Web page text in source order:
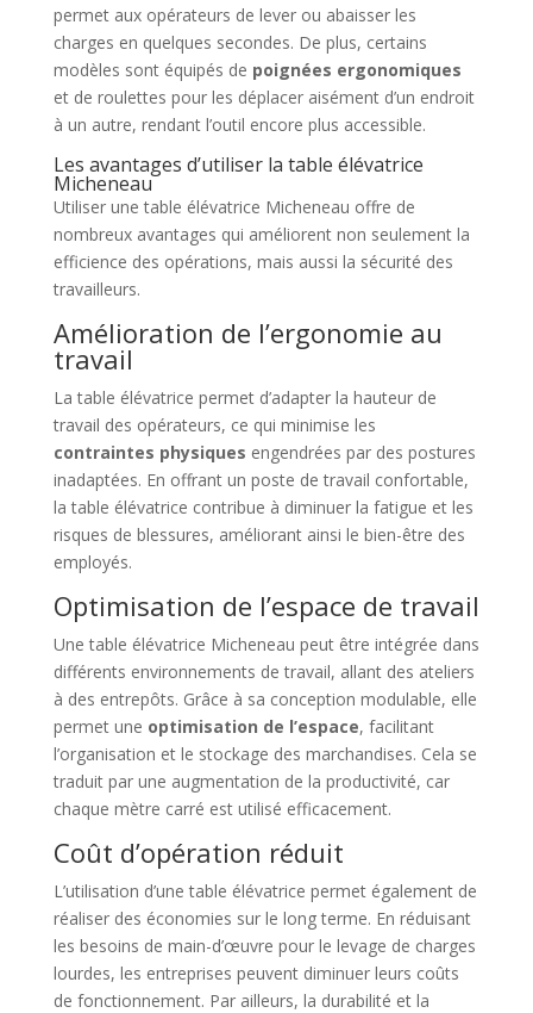
permet aux opérateurs de lever ou abaisser les
charges en quelques secondes. De plus, certains
modèles sont équipés de poignées ergonomiques
et de roulettes pour les déplacer aisément d’un endroit
à un autre, rendant l’outil encore plus accessible.
Les avantages d’utiliser la table élévatrice
Micheneau
Utiliser une table élévatrice Micheneau offre de
nombreux avantages qui améliorent non seulement la
efficience des opérations, mais aussi la sécurité des
travailleurs.
Amélioration de l’ergonomie au
travail
La table élévatrice permet d’adapter la hauteur de
travail des opérateurs, ce qui minimise les
contraintes physiques engendrées par des postures
inadaptées. En offrant un poste de travail confortable,
la table élévatrice contribue à diminuer la fatigue et les
risques de blessures, améliorant ainsi le bien-être des
employés.
Optimisation de l’espace de travail
Une table élévatrice Micheneau peut être intégrée dans
différents environnements de travail, allant des ateliers
à des entrepôts. Grâce à sa conception modulable, elle
permet une optimisation de l’espace, facilitant
l’organisation et le stockage des marchandises. Cela se
traduit par une augmentation de la productivité, car
chaque mètre carré est utilisé efficacement.
Coût d’opération réduit
L’utilisation d’une table élévatrice permet également de
réaliser des économies sur le long terme. En réduisant
les besoins de main-d’œuvre pour le levage de charges
lourdes, les entreprises peuvent diminuer leurs coûts
de fonctionnement. Par ailleurs, la durabilité et la